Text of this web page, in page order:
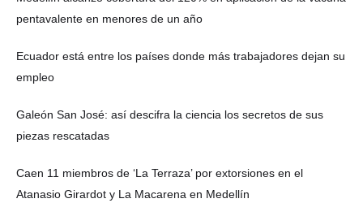
pentavalente en menores de un año
Ecuador está entre los países donde más trabajadores dejan su
empleo
Galeón San José: así descifra la ciencia los secretos de sus
piezas rescatadas
Caen 11 miembros de ‘La Terraza’ por extorsiones en el
Atanasio Girardot y La Macarena en Medellín